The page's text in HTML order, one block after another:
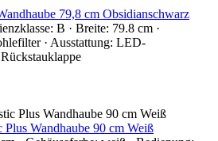
79,8 cm Obsidianschwarz
B · Breite: 79.8 cm ·
· Ausstattung: LED-
Wandhaube 90 cm Weiß